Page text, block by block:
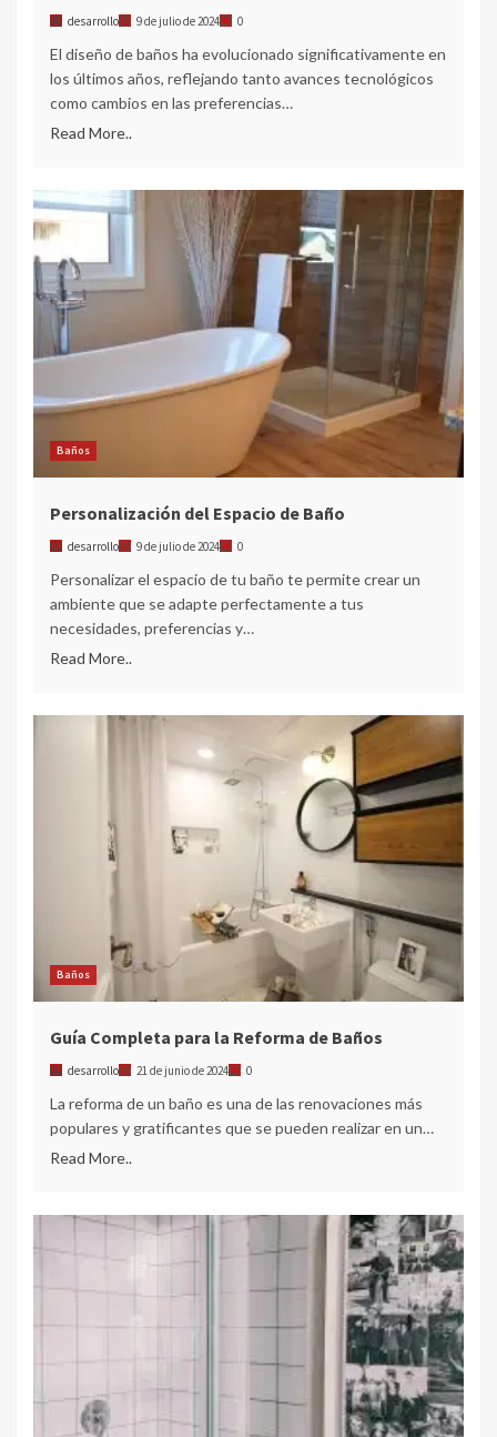
desarrollo 9 de julio de 2024 0
El diseño de baños ha evolucionado significativamente en
los últimos años, reflejando tanto avances tecnológicos
como cambios en las preferencias…
Read More..
Baños
Personalización del Espacio de Baño
desarrollo 9 de julio de 2024 0
Personalizar el espacio de tu baño te permite crear un
ambiente que se adapte perfectamente a tus
necesidades, preferencias y…
Read More..
Baños
Guía Completa para la Reforma de Baños
desarrollo 21 de junio de 2024 0
La reforma de un baño es una de las renovaciones más
populares y gratificantes que se pueden realizar en un…
Read More..